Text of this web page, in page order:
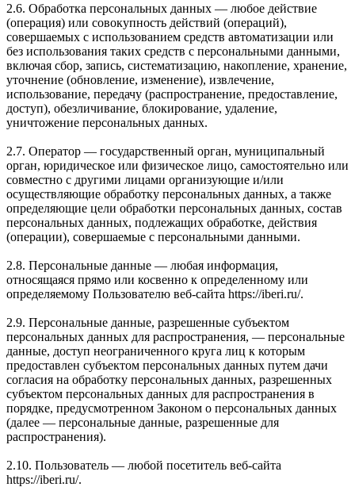
2.6. Обработка персональных данных — любое действие
(операция) или совокупность действий (операций),
совершаемых с использованием средств автоматизации или
без использования таких средств с персональными данными,
включая сбор, запись, систематизацию, накопление, хранение,
уточнение (обновление, изменение), извлечение,
использование, передачу (распространение, предоставление,
доступ), обезличивание, блокирование, удаление,
уничтожение персональных данных.
2.7. Оператор — государственный орган, муниципальный
орган, юридическое или физическое лицо, самостоятельно или
совместно с другими лицами организующие и/или
осуществляющие обработку персональных данных, а также
определяющие цели обработки персональных данных, состав
персональных данных, подлежащих обработке, действия
(операции), совершаемые с персональными данными.
2.8. Персональные данные — любая информация,
относящаяся прямо или косвенно к определенному или
определяемому Пользователю веб-сайта https://iberi.ru/.
2.9. Персональные данные, разрешенные субъектом
персональных данных для распространения, — персональные
данные, доступ неограниченного круга лиц к которым
предоставлен субъектом персональных данных путем дачи
согласия на обработку персональных данных, разрешенных
субъектом персональных данных для распространения в
порядке, предусмотренном Законом о персональных данных
(далее — персональные данные, разрешенные для
распространения).
2.10. Пользователь — любой посетитель веб-сайта
https://iberi.ru/.